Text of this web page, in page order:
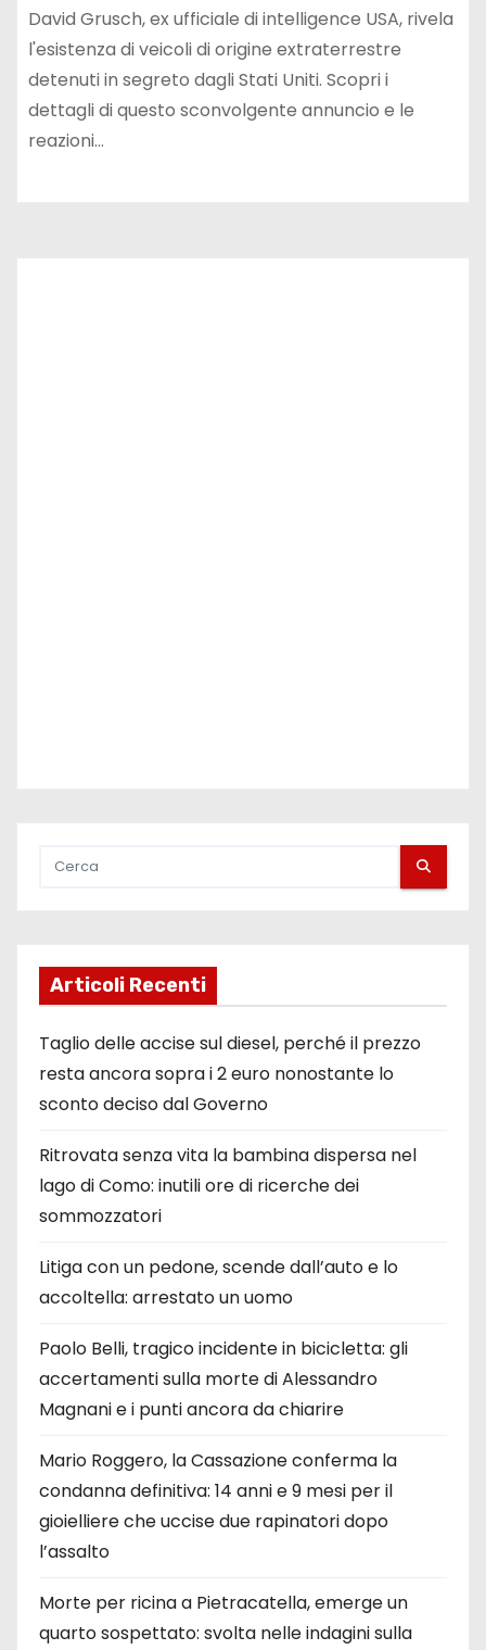
David Grusch, ex ufficiale di intelligence USA, rivela
l'esistenza di veicoli di origine extraterrestre
detenuti in segreto dagli Stati Uniti. Scopri i
dettagli di questo sconvolgente annuncio e le
reazioni…
Articoli Recenti
Taglio delle accise sul diesel, perché il prezzo
resta ancora sopra i 2 euro nonostante lo
sconto deciso dal Governo
Ritrovata senza vita la bambina dispersa nel
lago di Como: inutili ore di ricerche dei
sommozzatori
Litiga con un pedone, scende dall’auto e lo
accoltella: arrestato un uomo
Paolo Belli, tragico incidente in bicicletta: gli
accertamenti sulla morte di Alessandro
Magnani e i punti ancora da chiarire
Mario Roggero, la Cassazione conferma la
condanna definitiva: 14 anni e 9 mesi per il
gioielliere che uccise due rapinatori dopo
l’assalto
Morte per ricina a Pietracatella, emerge un
quarto sospettato: svolta nelle indagini sulla